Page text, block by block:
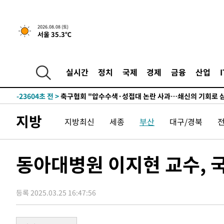
2026.08.08 (토)
서울 35.3℃
실시간 정치 국제 경제 금융 산업
-3868초 전 >[속보]뉴욕증시 상승 마감…S&P 0.6% 나스닥 1.3%↑
-30983초 전 >남자 농구, 나고야 아시안게임서 '홈팀' 일본과 한일전
-26586초 전 >
극한폭염 한풀 꺾이지만…'낮 최고 35도' 무더위, 열대
주 날씨]
-23604초 전 >
-22121초 전 >[속보]'압수수색·성접대 논란' 축구협회 "실망과 걱정 안
-3868초 전 > [속보]뉴욕증시 상승 마감…S&P 0.6% 나스닥 1.3%↑
-30983초 전 >남자 농구, 나고야 아시안게임서 '홈팀' 일본과 한일전
-26586초 전 >극한폭염 한풀 꺾이지만…'낮 최고 35도' 무더위, 열대야
-22121초 전 >[속보]'압수수색·성접대 논란' 축구협회 "실망과 걱정 안
송"
-10742초 전 >'최고 37도' 폭염 지속…강원동해안 최대 150㎜ 비
지방 지방최신 세종 부산 대구/경북
동아대병원 이지현 교수,
등록 2025.03.25 16:47:56